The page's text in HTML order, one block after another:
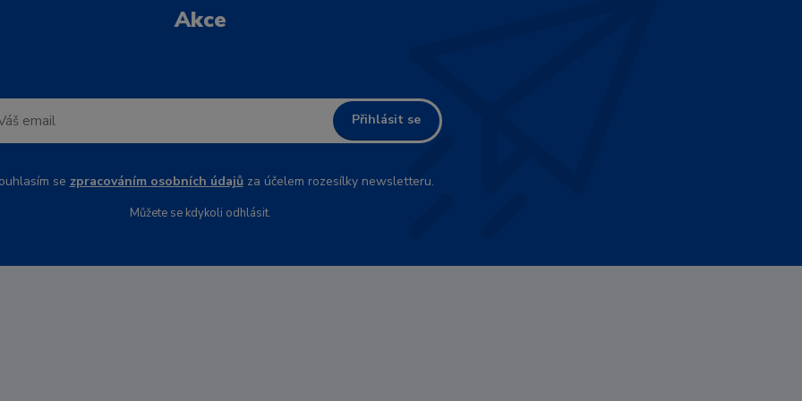
Akce
Přihlásit se
se zpracováním osobních údajůza účelem rozesílky newsletteru.
Můžete se kdykoli odhlásit.